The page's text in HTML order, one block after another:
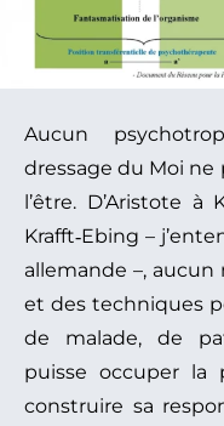
Aucun
dressage du Moi ne
l’être. D’Aristote
Krafft‑Ebing –
allemande –,
et des techniques
de malade, de
puisse occuper la
construire sa